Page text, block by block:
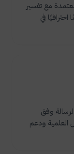
مع تفسير
في
وفق
العلمية ودعم